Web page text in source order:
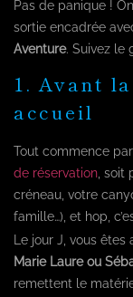
Pas de panique !
sortie encadrée
Aventure. Suivez le
1. Avant
accueil
Tout commence
de réservation ,
créneau, votre
famille…), et hop,
Le jour J, vous
Marie Laure ou
remettent le